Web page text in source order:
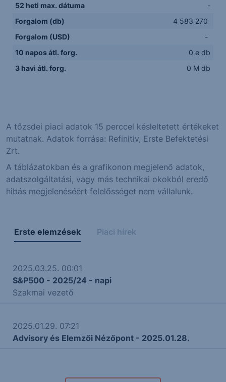
52 heti max. dátuma
-
Forgalom (db)
4 583 270
Forgalom (USD)
-
10 napos átl. forg.
0 e db
3 havi átl. forg.
0 M db
A tőzsdei piaci adatok 15 perccel késleltetett értékeket
mutatnak. Adatok forrása: Refinitiv, Erste Befektetési
Zrt.
A táblázatokban és a grafikonon megjelenő adatok,
adatszolgáltatási, vagy más technikai okokból eredő
hibás megjelenéséért felelősséget nem vállalunk.
Erste elemzések Piaci hírek
2025.03.25. 00:01
S&P500 - 2025/24 - napi
Szakmai vezető
2025.01.29. 07:21
Advisory és Elemzői Nézőpont - 2025.01.28.